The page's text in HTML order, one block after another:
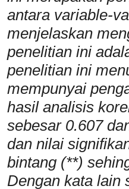
antara variable-
menjelaskan
penelitian ini
penelitian ini
mempunyai
hasil analisis
sebesar 0.607
dan nilai
bintang (**)
Dengan kata lain